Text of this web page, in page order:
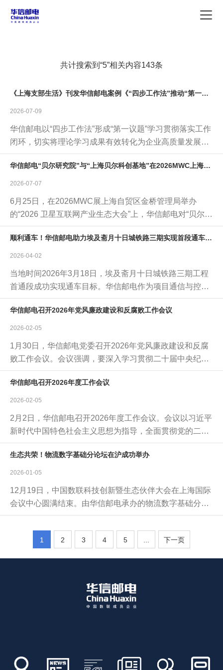
共计搜索到“5”相关内容143条
《上海支部生活》刊发华信邮电案例《“四步工作法”推动“第一议题”落地见效》
2026-07-09
华信邮电以“四步工作法”形成“第一议题”学习贯彻落实工作
闭环，切实将理论学习成果有效转化为企业高质量发展的
动能。
华信邮电“贝尔研究院”与“上海贝尔科创基地”在2026MWC上海展揭牌亮相
2026-07-07
6月25日，在2026MWC展上海自贸区金桥管理局举办
的“2026 卫星互联网产业生态大会”上，华信邮电对“贝尔研
究院”和“上海贝尔科创基地”进行了揭牌，这一承载着历史
传承与未来愿景的双平台正式落地。
顺利通车！华信邮电助力埃及斋月十日城铁路三期实现首段通车目标
2026-04-02
当地时间2026年3月18日，埃及斋月十日城铁路三期工程
首通段成功实现通车目标。华信邮电作为项目通信与控制
系统集成商，在项目总包单位中航国际-中铁大桥局联合体
的统筹领导下，以高效履约与专业技术，为线路首通段通
车提供了坚实可靠的保障。
华信邮电召开2026年党风廉政建设和反腐败工作会议
2026-02-05
1月30日，华信邮电党委召开2026年党风廉政建设和反腐
败工作会议。会议强调，要深入学习贯彻二十届中央纪委
五次全会精神，认真落实国务院国资委、中国数联党风廉
政建设和反腐败工作会议的部署和工作要求，纵深推进全
面从严治党，为公司实现“十五五”时期目标任务提供坚强
华信邮电召开2026年度工作会议
2026-02-05
2月2日，华信邮电召开2026年度工作会议。会议以习近平
新时代中国特色社会主义思想为指导，全面贯彻党的二十
大和二十届历次全会精神，认真落实中央经济工作会议决
策部署，学习贯彻习近平总书记对中央企业工作作出的重
要指示，全面贯彻落实上级决策部署，总结2025年工作情
生态共荣！物流数字基础分论坛在沪成功举办
2026-01-05
12月19日，中国数联科技创新暨生态伙伴大会在上海国际
会议中心圆满结束。由华信邮电承办的物流数字基础分论
坛在同日下午成功举办。来自行业协会、领先企业及学术
界的近200位嘉宾出席了本次论坛，共同探讨物流数字基
础前沿趋势，分享人工智能、物联网、大数据等技术在物
1 2 3 4 5 下一页